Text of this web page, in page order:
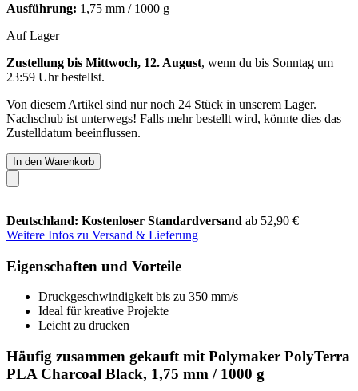
Ausführung: 1,75 mm / 1000 g
Auf Lager
Zustellung bis Mittwoch, 12. August, wenn du bis Sonntag um
23:59 Uhrbestellst.
Von diesem Artikel sind nur noch 24 Stück in unserem Lager.
Nachschub ist unterwegs! Falls mehr bestellt wird, könnte dies das
Zustelldatum beeinflussen.
In den Warenkorb
Deutschland: Kostenloser Standardversand ab 52,90 €
Weitere Infos zu Versand & Lieferung
Eigenschaften und Vorteile
Druckgeschwindigkeit bis zu 350 mm/s
Ideal für kreative Projekte
Leicht zu drucken
Häufig zusammen gekauft mit Polymaker PolyTerra
PLA Charcoal Black, 1,75 mm / 1000 g